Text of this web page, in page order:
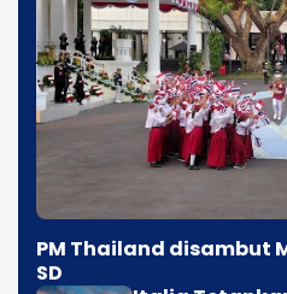
PM Thailand disambut
SD